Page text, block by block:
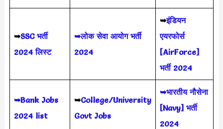
➥SSC भर्ती
2024 लिस्ट
➥लोक सेवा आयोग भर्ती
2024
➥इंडियन
एयरफोर्स
[AirForce]
भर्ती 2024
➥Bank Jobs
2024 list
➥College/University
Govt Jobs
➥भारतीय नौसेना
[Navy] भर्ती
2024